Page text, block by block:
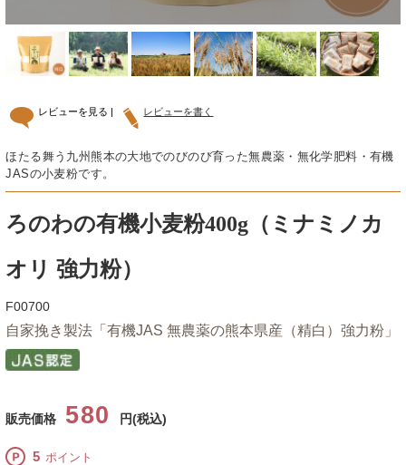
レビューを見る | レビューを書く
ほたる舞う九州熊本の大地でのびのび育った無農薬・無化学肥料・有機
JASの小麦粉です。
ろのわの有機小麦粉400g（ミナミノカ
オリ 強力粉）
F00700
自家挽き製法「有機JAS 無農薬の熊本県産（精白）強力粉」
販売価格 580 円(税込)
5 ポイント